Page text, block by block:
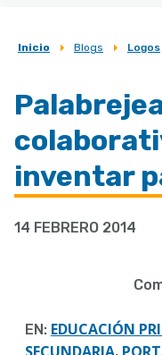
Sobrescribir
de
ayuda
a
la
navegación
Inicio Blogs Logos
inventar
14 FEBRERO 2014
EN: EDUCACIÓN